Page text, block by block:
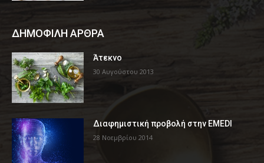
ΔΗΜΟΦΙΛΗ ΑΡΘΡΑ
Άτεκνο
30 Αυγούστου 2013
Διαφημιστική προβολή στην EMEDI
28 Νοεμβρίου 2014